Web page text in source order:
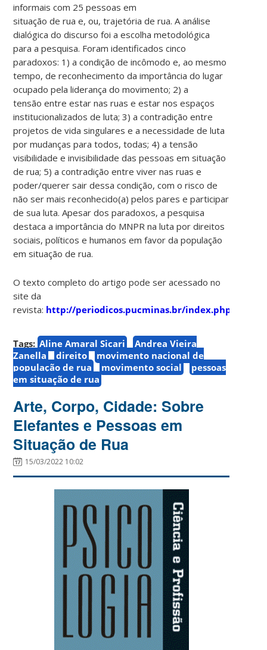
informais com 25 pessoas em
situação de rua e, ou, trajetória de rua. A análise
dialógica do discurso foi a escolha metodológica
para a pesquisa. Foram identificados cinco
paradoxos: 1) a condição de incômodo e, ao mesmo
tempo, de reconhecimento da importância do lugar
ocupado pela liderança do movimento; 2) a
tensão entre estar nas ruas e estar nos espaços
institucionalizados de luta; 3) a contradição entre
projetos de vida singulares e a necessidade de luta
por mudanças para todos, todas; 4) a tensão
visibilidade e invisibilidade das pessoas em situação
de rua; 5) a contradição entre viver nas ruas e
poder/querer sair dessa condição, com o risco de
não ser mais reconhecido(a) pelos pares e participar
de sua luta. Apesar dos paradoxos, a pesquisa
destaca a importância do MNPR na luta por direitos
sociais, políticos e humanos em favor da população
em situação de rua.
O texto completo do artigo pode ser acessado no
site da
revista: http://periodicos.pucminas.br/index.php/
Tags: Aline Amaral Sicari
Andrea Vieira
Zanella
direito
movimento nacional de
população de rua
movimento social
pessoas
em situação de rua
Arte, Corpo, Cidade: Sobre
Elefantes e Pessoas em
Situação de Rua
15/03/2022 10:02